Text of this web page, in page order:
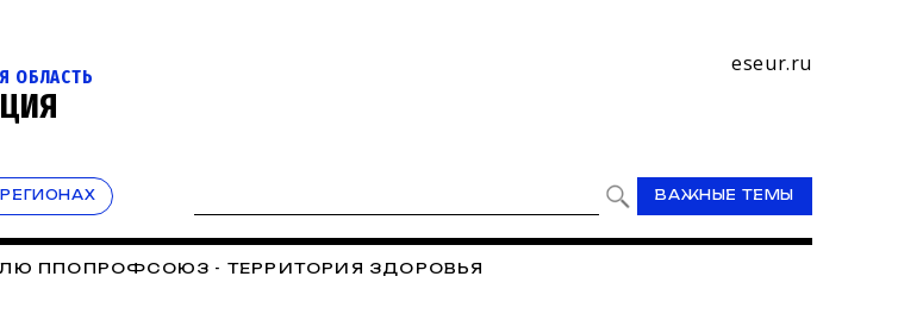
ОБЛАСТЬ eseur.ru
ВАЖНЫЕ ТЕМЫ
ППО ПРОФСОЮЗ - ТЕРРИТОРИЯ ЗДОРОВЬЯ